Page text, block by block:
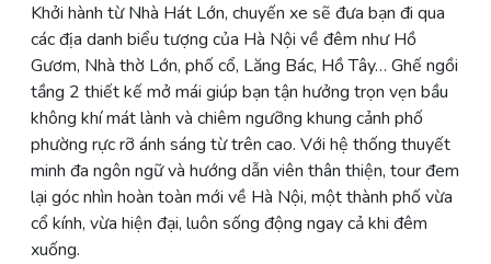
Khởi hành từ Nhà Hát Lớn, chuyến xe sẽ đưa bạn đi qua
các địa danh biểu tượng của Hà Nội về đêm như Hồ
Gươm, Nhà thờ Lớn, phố cổ, Lăng Bác, Hồ Tây… Ghế ngồi
tầng 2 thiết kế mở mái giúp bạn tận hưởng trọn vẹn bầu
không khí mát lành và chiêm ngưỡng khung cảnh phố
phường rực rỡ ánh sáng từ trên cao. Với hệ thống thuyết
minh đa ngôn ngữ và hướng dẫn viên thân thiện, tour đem
lại góc nhìn hoàn toàn mới về Hà Nội, một thành phố vừa
cổ kính, vừa hiện đại, luôn sống động ngay cả khi đêm
xuống.